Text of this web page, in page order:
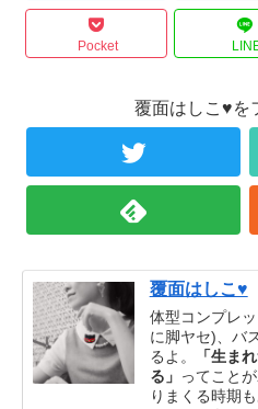
Pocket
覆面はしこ♥を
覆面はしこ♥
体型コンプレ
に脚ヤセ)、バ
るよ。
「生ま
る」 ってこと
りまくる時期